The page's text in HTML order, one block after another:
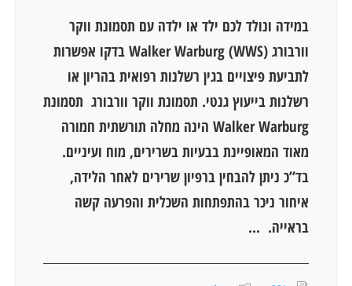
במידה ונולד לכם ילד או ילדה עם תסמונת ווקר
וורבורג Walker Warburg (WWS) בדקו אפשרות
לתביעת פיצויים בגין רשלנות רפואית בהריון או
רשלנות בייעוץ גנטי. תסמונת ווקר וורבורג תסמונת
Walker Warburg הינה מחלה תורשתית חמורה
מאוד המאופיינת בבעיות בשרירים, מוח ועיניים.
בד”כ ניתן להבחין ברפיון שרירים לאחר הלידה,
איחור ניכר בהתפתחות השכלית והפרעה קשה
בראייה. ...